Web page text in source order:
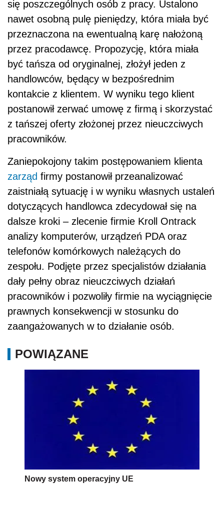
się poszczególnych osób z pracy. Ustalono
nawet osobną pulę pieniędzy, która miała być
przeznaczona na ewentualną karę nałożoną
przez pracodawcę. Propozycję, która miała
być tańsza od oryginalnej, złożył jeden z
handlowców, będący w bezpośrednim
kontakcie z klientem. W wyniku tego klient
postanowił zerwać umowę z firmą i skorzystać
z tańszej oferty złożonej przez nieuczciwych
pracowników.
Zaniepokojony takim postępowaniem klienta
zarząd firmy postanowił przeanalizować
zaistniałą sytuację i w wyniku własnych ustaleń
dotyczących handlowca zdecydował się na
dalsze kroki – zlecenie firmie Kroll Ontrack
analizy komputerów, urządzeń PDA oraz
telefonów komórkowych należących do
zespołu. Podjęte przez specjalistów działania
dały pełny obraz nieuczciwych działań
pracowników i pozwoliły firmie na wyciągnięcie
prawnych konsekwencji w stosunku do
zaangażowanych w to działanie osób.
POWIĄZANE
Nowy system operacyjny UE